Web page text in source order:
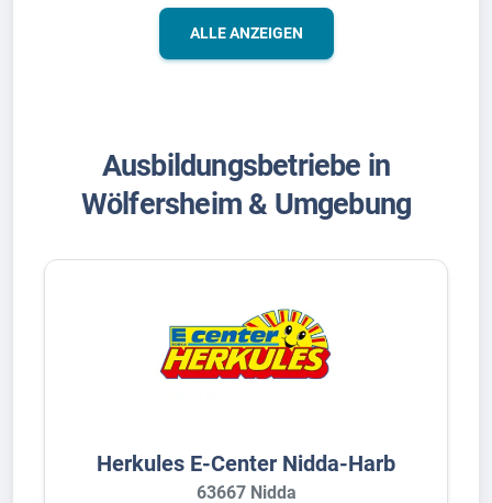
ALLE ANZEIGEN
Ausbildungsbetriebe in
Wölfersheim & Umgebung
Herkules E-Center Nidda-Harb
63667 Nidda